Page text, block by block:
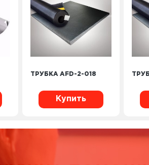
ТРУБКА AFD-2-018
Купить